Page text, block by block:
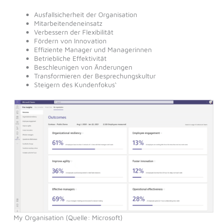
Ausfallsicherheit der Organisation
Mitarbeitendeneinsatz
Verbessern der Flexibilität
Fördern von Innovation
Effiziente Manager und Managerinnen
Betriebliche Effektivität
Beschleunigen von Änderungen
Transformieren der Besprechungskultur
Steigern des Kundenfokus‘
My Organisation (Quelle: Microsoft)